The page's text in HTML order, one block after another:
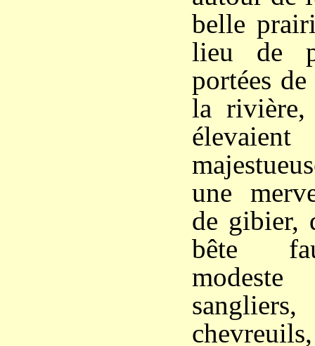
belle
lieu de
portées
la rivière,
une
de gibier,
bête